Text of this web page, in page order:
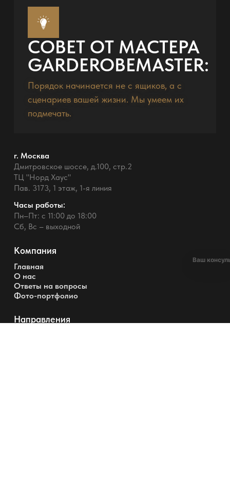
СОВЕТ ОТ МАСТЕРА
GARDEROBEMASTER:
Порядок начинается не с ящиков, а с
сценариев вашей жизни. Мы умеем их
подмечать.
г. Москва
Дмитровское шоссе, д.100, стр.2
ТЦ "Норд Хаус"
Пав. 3173, 1 этаж, 1-я линия
Часы работы:
Пн–Пт: с 11:00 до 18:00
Сб, Вс – выходной
Компания
Главная
О нас
Ответы на вопросы
Фото-портфолио
Направления
Ваш